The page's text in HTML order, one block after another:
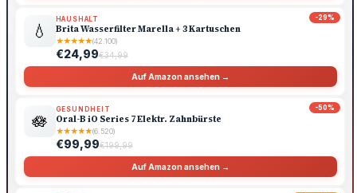
-29%
💧
HAUSHALT
Brita Wasserfilter Marella + 3 Kartuschen
★★★★★(42.100)
€24,99€34,99
Auf Amazon ansehen →
-50%
🪷
GESUNDHEIT
Oral-B iO Series 7 Elektr. Zahnbürste
★★★★★(6.520)
€99,99€199,99
Auf Amazon ansehen →